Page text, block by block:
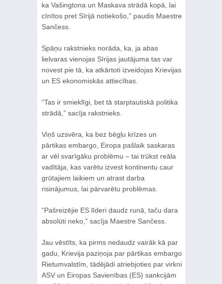
ka Vašingtona un Maskava strādā kopā, lai
cīnītos pret Sīrijā notiekošo,” paudis Maestre
Sančess.
Spāņu rakstnieks norāda, ka, ja abas
lielvaras vienojas Sīrijas jautājuma tas var
novest pie tā, ka atkārtoti izveidojas Krievijas
un ES ekonomiskās attiecības.
“Tas ir smieklīgi, bet tā starptautiskā politika
strādā,” sacīja rakstnieks.
Viņš uzsvēra, ka bez bēgļu krīzes un
pārtikas embargo, Eiropa pašlaik saskaras
ar vēl svarīgāku problēmu – tai trūkst reāla
vadītāja, kas varētu izvest kontinentu caur
grūtajiem laikiem un atrast darba
risinājumus, lai pārvarētu problēmas.
“Pašreizējie ES līderi daudz runā, taču dara
absolūti neko,” sacīja Maestre Sančess.
Jau vēstīts, ka pirms nedaudz vairāk kā par
gadu, Krievija paziņoja par pārtikas embargo
Rietumvalstīm, tādējādi atriebjoties par virkni
ASV un Eiropas Savienības (ES) sankcijām